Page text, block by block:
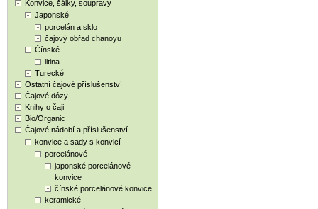
Konvice, šálky, soupravy
Japonské
porcelán a sklo
čajový obřad chanoyu
Čínské
litina
Turecké
Ostatní čajové příslušenství
Čajové dózy
Knihy o čaji
Bio/Organic
Čajové nádobí a příslušenství
konvice a sady s konvicí
porcelánové
japonské porcelánové
konvice
čínské porcelánové konvice
keramické